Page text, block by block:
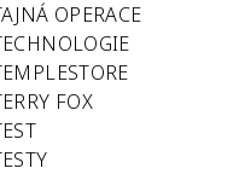
OPERACE
FOX